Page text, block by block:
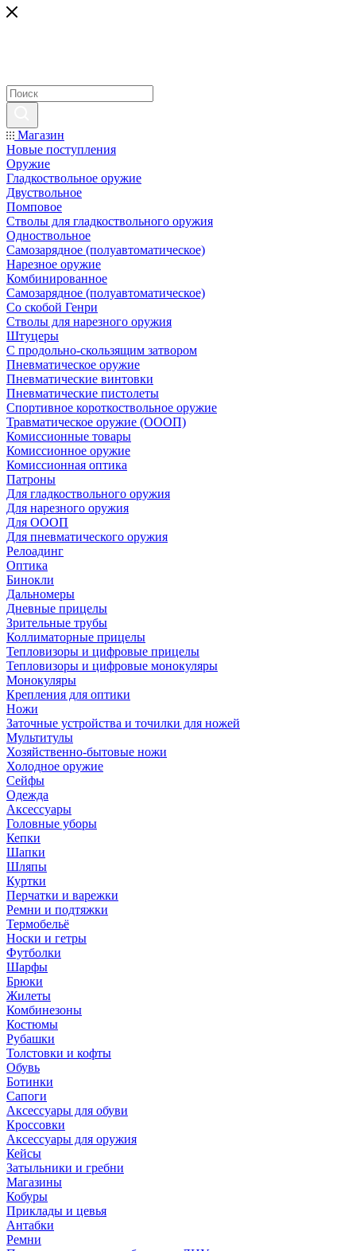
Магазин
Новые поступления
Оружие
Гладкоствольное оружие
Двуствольное
Помповое
Стволы для гладкоствольного оружия
Одноствольное
Самозарядное (полуавтоматическое)
Нарезное оружие
Комбинированное
Самозарядное (полуавтоматическое)
Со скобой Генри
Стволы для нарезного оружия
Штуцеры
С продольно-скользящим затвором
Пневматическое оружие
Пневматические винтовки
Пневматические пистолеты
Спортивное короткоствольное оружие
Травматическое оружие (ОООП)
Комиссионные товары
Комиссионное оружие
Комиссионная оптика
Патроны
Для гладкоствольного оружия
Для нарезного оружия
Для ОООП
Для пневматического оружия
Релоадинг
Оптика
Бинокли
Дальномеры
Дневные прицелы
Зрительные трубы
Коллиматорные прицелы
Тепловизоры и цифровые прицелы
Тепловизоры и цифровые монокуляры
Монокуляры
Крепления для оптики
Ножи
Заточные устройства и точилки для ножей
Мультитулы
Хозяйственно-бытовые ножи
Холодное оружие
Сейфы
Одежда
Аксессуары
Головные уборы
Кепки
Шапки
Шляпы
Куртки
Перчатки и варежки
Ремни и подтяжки
Термобельё
Носки и гетры
Футболки
Шарфы
Брюки
Жилеты
Комбинезоны
Костюмы
Рубашки
Толстовки и кофты
Обувь
Ботинки
Сапоги
Аксессуары для обуви
Кроссовки
Аксессуары для оружия
Кейсы
Затыльники и гребни
Магазины
Кобуры
Приклады и цевья
Антабки
Ремни